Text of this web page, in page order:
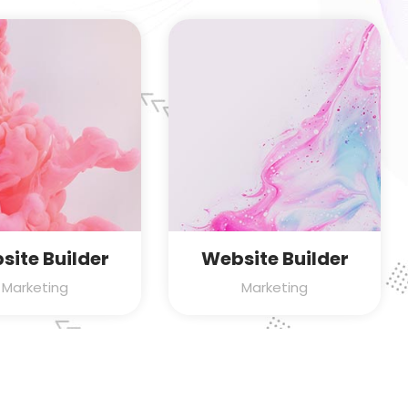
Builder
Marketing
Website Builder
Marketing